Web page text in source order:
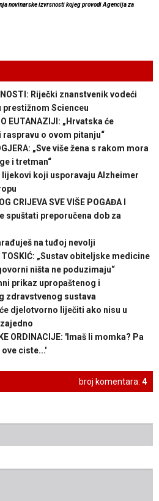
novinarske izvrsnosti kojeg provodi Agencija za
Riječki znanstvenik vodeći
Scienceu
O EUTANAZIJI: „Hrvatska će
o ovom pitanju“
„Sve više žena s rakom mora
i tretman“
lijekovi koji usporavaju Alzheimer
CRIJEVA SVE VIŠE POGAĐA I
spuštati preporučena dob za
na tuđoj nevolji
TOSKIĆ: „Sustav obiteljske medicine
ništa ne poduzimaju“
prikaz upropaštenog i
zdravstvenog sustava
će djelotvorno liječiti ako nisu u
ORDINACIJE: 'Imaš li momka? Pa
ciste...'
broj komentara: 4